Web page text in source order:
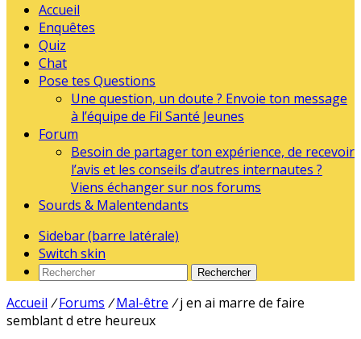
Accueil
Enquêtes
Quiz
Chat
Pose tes Questions
Une question, un doute ? Envoie ton message
à l’équipe de Fil Santé Jeunes
Forum
Besoin de partager ton expérience, de recevoir
l’avis et les conseils d’autres internautes ?
Viens échanger sur nos forums
Sourds & Malentendants
Sidebar (barre latérale)
Switch skin
Rechercher
Accueil / Forums / Mal-être / j en ai marre de faire
semblant d etre heureux